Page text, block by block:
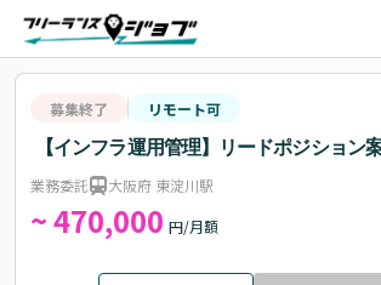
募集終了 リモート可
【インフラ運用管理】リードポジション
業務委託 大阪府 東淀川駅
~ 470,000 円/月額